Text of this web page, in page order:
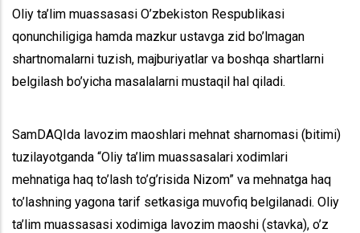
Oliy ta’lim muassasasi O’zbekiston Respublikasi
qonunchiligiga hamda mazkur ustavga zid bo’lmagan
shartnomalarni tuzish, majburiyatlar va boshqa shartlarni
belgilash bo’yicha masalalarni mustaqil hal qiladi.
SamDAQIda lavozim maoshlari mehnat sharnomasi (bitimi)
tuzilayotganda “Oliy ta’lim muassasalari xodimlari
mehnatiga haq to’lash to’g’risida Nizom” va mehnatga haq
to’lashning yagona tarif setkasiga muvofiq belgilanadi. Oliy
ta’lim muassasasi xodimiga lavozim maoshi (stavka), o’z